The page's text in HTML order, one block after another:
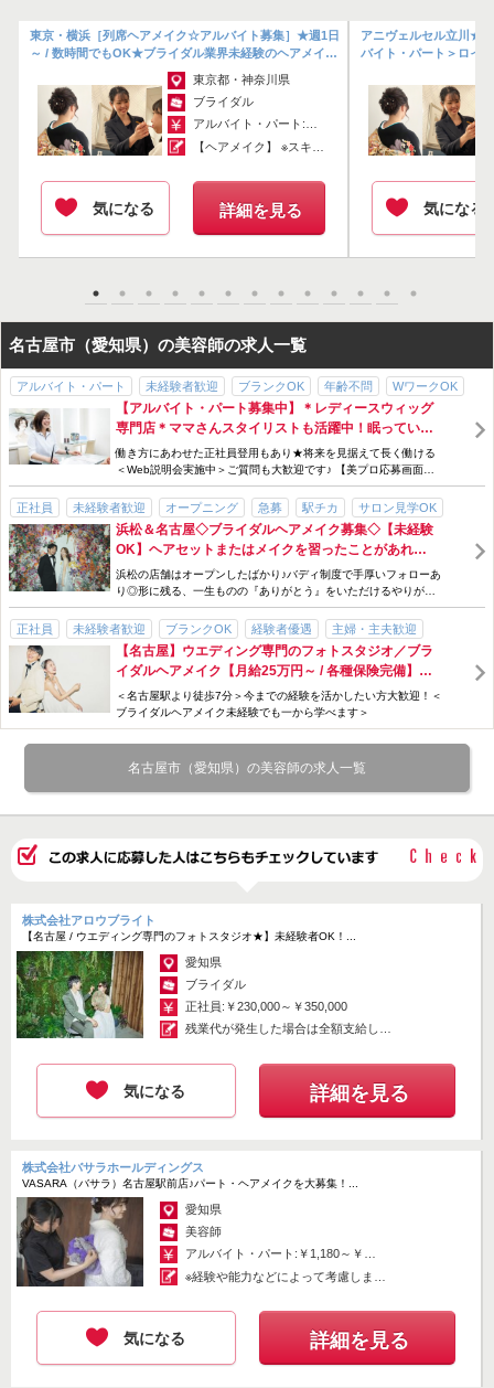
東京・横浜［列席ヘアメイク☆アルバイト募集］★週1日
～ / 数時間でもOK★ブライダル業界未経験のヘアメイク
東京都・神奈川県
ブライダル
アルバイト・パート:￥1,300～
【ヘアメイク】 ※スキルにより考慮いたします
気になる 詳細を見る
アニヴェルセル立川★
バイト・パート＞ロイ
気になる
名古屋市（愛知県）の美容師の求人一覧
アルバイト・パート 未経験者歓迎 ブランクOK 年齢不問
WワークOK
髪型・髪色自由
交通費支給 社会保険完備
手当充実
スタッフ割引・特典あり
制服貸与 研修制度あり
産休・育休制度あり
勤務時間・曜日応相談
時短勤務 急募 駅チカ
新規フリー客多数
サロン見学OK
主婦・主夫歓迎 パパ・ママ歓迎
パパ・ママ在籍
女性スタッフ多数
週3日～ 18時までに退社できる
【アルバイト・パート募集中】＊レディースウィッグ
専門店＊ママさんスタイリストも活躍中！眠っている
免許を活かしてキャリア磨き♪業界未経験の方も安心
の充実研修あり◆自分の空いた時間で活躍できる◎
働き方にあわせた正社員登用もあり★将来を見据えて長く働ける
＜Web説明会実施中＞ご質問も大歓迎です♪ 【美プロ応募画面へ
進む】からお気軽にお問い合わせください◎
正社員 未経験者歓迎 オープニング 急募 駅チカ
サロン見学OK
オンライン面接OK
フォトスタジオ・写真館 上場企業
服装自由
主婦・主夫歓迎
パパ・ママ在籍 髪型・髪色自由
女性スタッフ多数
交通費支給
社会保険完備 歩合・インセンティブあり
手当充実
スタッフ割引・特典あり
研修制度あり
産休・育休制度あり
残業月10時間以下
時短勤務 車・バイクOK
経験者優遇
Uターン・Iターン・Jターン
浜松＆名古屋◇ブライダルヘアメイク募集◇【未経験
OK】ヘアセットまたはメイクを習ったことがあれば
OK！《月給23万円以上～》着付けも学べます.＊
浜松の店舗はオープンしたばかり♪バディ制度で手厚いフォローあ
り◎形に残る、一生ものの『ありがとう』をいただけるやりがい
あるお仕事です＊⁺《美容師からの転身...
正社員 未経験者歓迎 ブランクOK 経験者優遇
主婦・主夫歓迎
社会保険完備
長期休暇あり 急募 フォトスタジオ・写真館
駅チカ
資格なしOK
研修制度あり
【名古屋】ウエディング専門のフォトスタジオ／ブラ
イダルヘアメイク【月給25万円～ / 各種保険完備】新
郎新婦にとって最幸の1日を一緒に創るメンバーを募
集！
＜名古屋駅より徒歩7分＞今までの経験を活かしたい方大歓迎！＜
ブライダルヘアメイク未経験でも一から学べます＞
名古屋市（愛知県）の美容師の求人一覧
株式会社アロウブライト
【名古屋 / ウエディング専門のフォトスタジオ★】未経験者OK！...
愛知県
ブライダル
正社員:￥230,000～￥350,000
気になる 詳細を見る
株式会社バサラホールディングス
VASARA（バサラ）名古屋駅前店♪パート・ヘアメイクを大募集！...
愛知県
美容師
アルバイト・パート:￥1,180～￥1,850
気になる 詳細を見る